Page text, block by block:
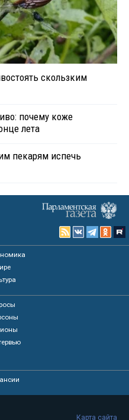
скользким
почему коже
лета
пекарям испечь
Карта сайта